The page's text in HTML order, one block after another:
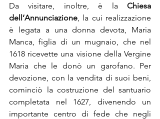
Da visitare, inoltre, è la Chiesa
dell’Annunciazione, la cui realizzazione
è legata a una donna devota, Maria
Manca, figlia di un mugnaio, che nel
1618 ricevette una visione della Vergine
Maria che le donò un garofano. Per
devozione, con la vendita di suoi beni,
cominciò la costruzione del santuario
completata nel 1627, divenendo un
importante centro di fede che negli